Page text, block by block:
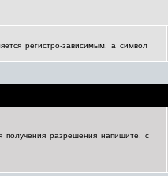
регистро-зависимым, а символ
разрешения напишите, с